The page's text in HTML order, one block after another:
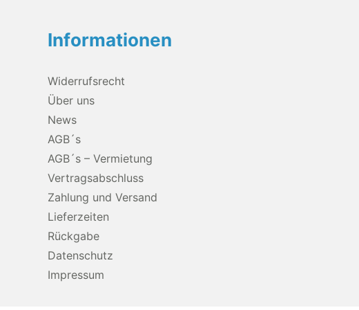
Informationen
Widerrufsrecht
Über uns
News
AGB´s
AGB´s – Vermietung
Vertragsabschluss
Zahlung und Versand
Lieferzeiten
Rückgabe
Datenschutz
Impressum